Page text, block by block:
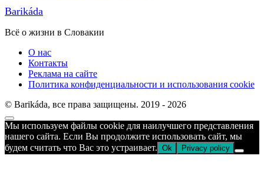
Barikáda
Всё о жизни в Словакии
О нас
Контакты
Реклама на сайте
Политика конфиденциальности и использования cookie
© Barikáda, все права защищены. 2019 - 2026
Прокрутка
к
верху
Мы используем файлы cookie для наилучшего представления
нашего сайта. Если Вы продолжите использовать сайт, мы
будем считать что Вас это устраивает. Ok Privacy policy